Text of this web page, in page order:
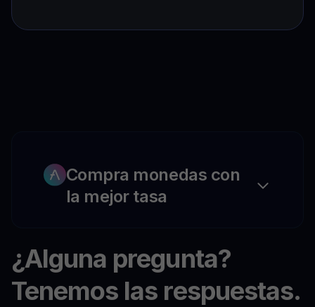
Compra monedas con
la mejor tasa
¿Alguna pregunta?
Tenemos las respuestas.